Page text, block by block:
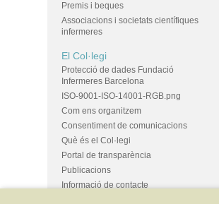
Premis i beques
Associacions i societats científiques
infermeres
El Col·legi
Protecció de dades Fundació
Infermeres Barcelona
ISO-9001-ISO-14001-RGB.png
Com ens organitzem
Consentiment de comunicacions
Què és el Col·legi
Portal de transparència
Publicacions
Informació de contacte